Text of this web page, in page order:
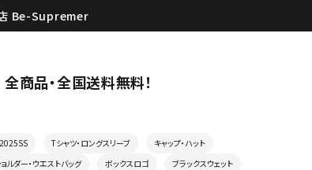
Be-Supremer
全商品・全国送料無料！
2025SS Tシャツ・ロングスリーブ
キャップ・ハット
ルダー・ウエストバッグ ボックスロゴ ブラックスウェット